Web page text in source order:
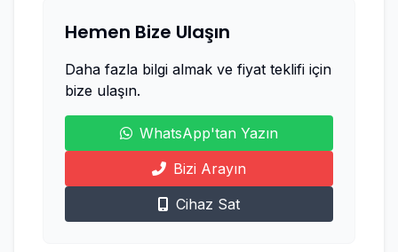
Hemen Bize Ulaşın
Daha fazla bilgi almak ve fiyat teklifi için
bize ulaşın.
WhatsApp'tan Yazın
Bizi Arayın
Cihaz Sat